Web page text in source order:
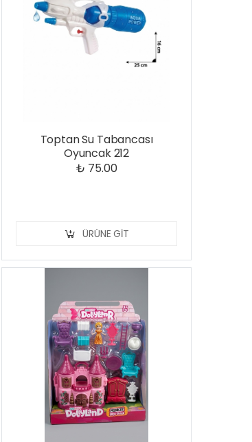
Toptan Su Tabancası
Oyuncak 212
₺ 75.00
ÜRÜNE GIT